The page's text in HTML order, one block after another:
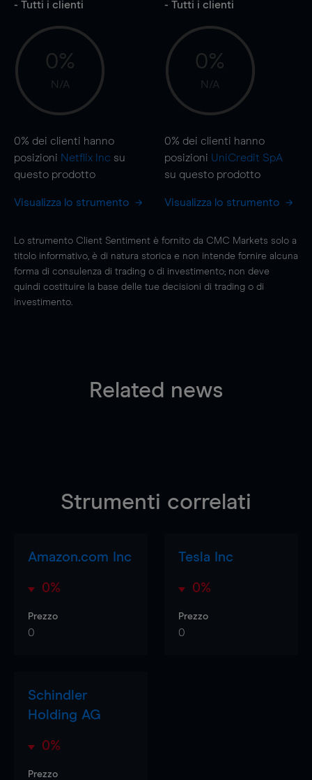
- Tutti i clienti
0%
N/A
0% dei clienti hanno
posizioni Netflix Inc su
questo prodotto
Visualizza lo strumento
- Tutti i clienti
0%
N/A
0% dei clienti hanno
posizioni UniCredit SpA
su questo prodotto
Visualizza lo strumento
Lo strumento Client Sentiment è fornito da CMC Markets solo a
titolo informativo, è di natura storica e non intende fornire alcuna
forma di consulenza di trading o di investimento; non deve
quindi costituire la base delle tue decisioni di trading o di
investimento.
Related news
Strumenti correlati
Amazon.com Inc
0%
Prezzo
0
Tesla Inc
0%
Prezzo
0
Schindler
Holding AG
0%
Prezzo